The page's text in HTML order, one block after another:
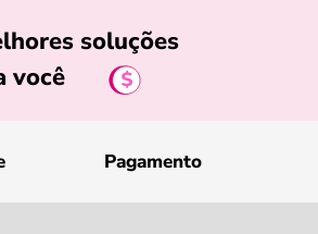
soluções
você
Pagamento